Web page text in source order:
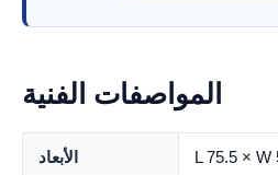
المواصفات الفنية
الأبعاد L 75.5 × W